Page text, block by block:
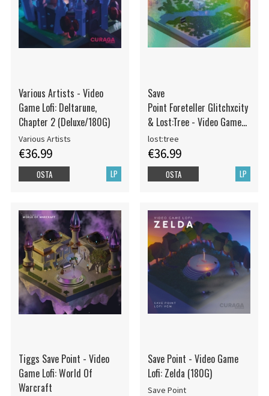
Various Artists - Video
Game Lofi: Deltarune,
Chapter 2 (Deluxe/180G)
Various Artists
€36.99
LP
OSTA
Save
Point Foreteller Glitchxcity
& Lost:Tree - Video Game
Lofi: Sonic Frontiers
lost:tree
€36.99
LP
OSTA
Tiggs Save Point - Video
Game Lofi: World Of
Warcraft
Save Point - Video Game
Lofi: Zelda (180G)
Save Point